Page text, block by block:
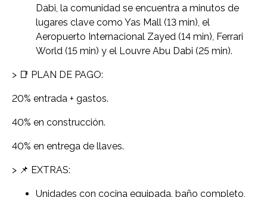
Dabi, la comunidad se encuentra a minutos de
lugares clave como Yas Mall (13 min), el
Aeropuerto Internacional Zayed (14 min), Ferrari
World (15 min) y el Louvre Abu Dabi (25 min).
> 📑 PLAN DE PAGO:
20% entrada + gastos.
40% en construcción.
40% en entrega de llaves.
> 📌 EXTRAS:
Unidades con cocina equipada, baño completo,